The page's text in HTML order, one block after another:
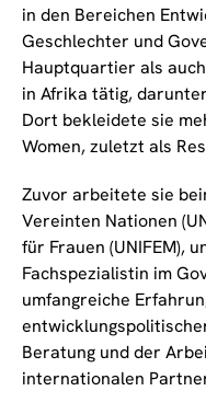
in den Bereichen
Geschlechter und
Hauptquartier als
in Afrika tätig, darunter
Dort bekleidete sie
Women, zuletzt als
Zuvor arbeitete sie
Vereinten Nationen
für Frauen (UNIFEM),
Fachspezialistin im
umfangreiche
Beratung und der
internationalen